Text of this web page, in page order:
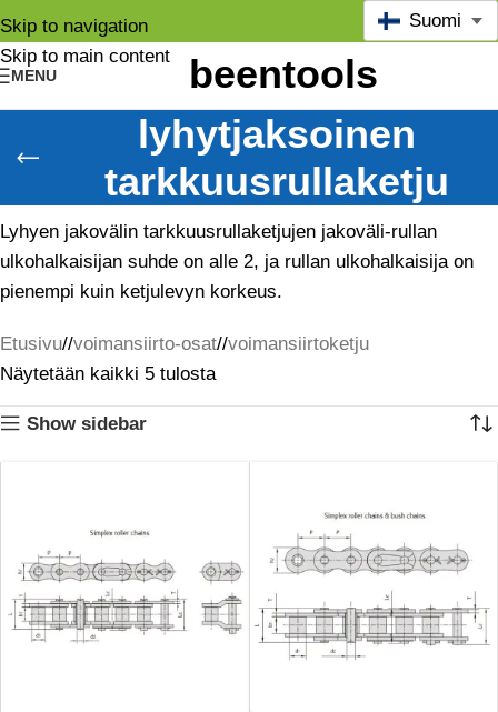
Skip to navigation
Skip to main content
MENU
Suomi
lyhytjaksoinen
tarkkuusrullaketju
Lyhyen jakovälin tarkkuusrullaketjujen jakoväli-rullan
ulkohalkaisijan suhde on alle 2, ja rullan ulkohalkaisija on
pienempi kuin ketjulevyn korkeus.
Etusivu/ voimansiirto-osat/ voimansiirtoketju
Näytetään kaikki 5 tulosta
Show sidebar